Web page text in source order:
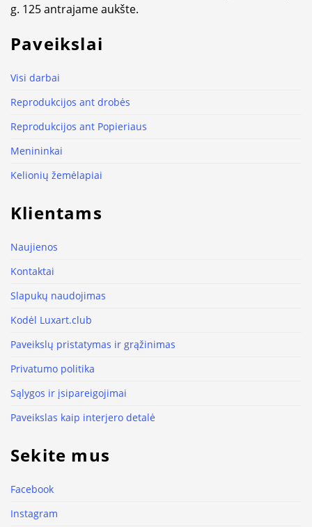
g. 125 antrajame aukšte.
Paveikslai
Visi darbai
Reprodukcijos ant drobės
Reprodukcijos ant Popieriaus
Menininkai
Kelionių žemėlapiai
Klientams
Naujienos
Kontaktai
Slapukų naudojimas
Kodėl Luxart.club
Paveikslų pristatymas ir grąžinimas
Privatumo politika
Sąlygos ir įsipareigojimai
Paveikslas kaip interjero detalė
Sekite mus
Facebook
Instagram